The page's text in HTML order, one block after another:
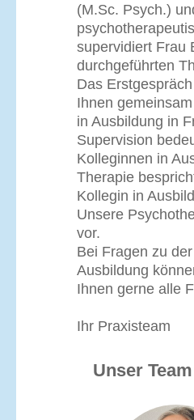
(M.Sc. Psych.)
supervidiert Frau
durchgeführten
Das
Ihnen
in Ausbildung in
Supervision
Kolleginnen in
Therapie
Kollegin in
Unsere
vor.
Bei Fragen zu
Ausbildung
Ihnen gerne alle
Ihr Praxisteam
Unser Team